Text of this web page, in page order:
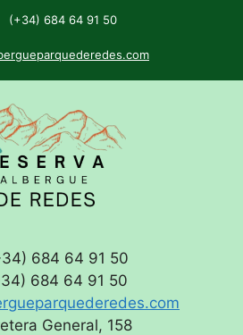
(+34) 684 64 91 50
684 64 91 50
684 64 91 50
General, 158